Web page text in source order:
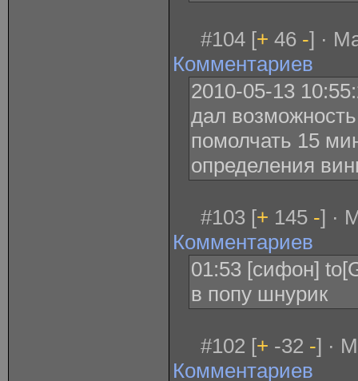
#104 [+ 46 -] ·
Комментариев
2010-05-13
дал
помолчать 15
определения
#103 [+ 145 -] ·
Комментариев
01:53 [сифон]
в попу шнурик
#102 [+ -32 -] ·
Комментариев